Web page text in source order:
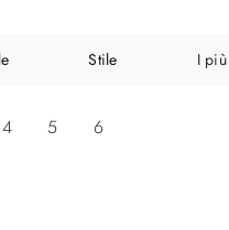
Stile I
4 5 6